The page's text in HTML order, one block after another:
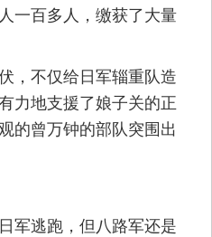
一百多人，缴获了大量
，不仅给日军辎重队造
力地支援了娘子关的正
的曾万钟的部队突围出
军逃跑，但八路军还是